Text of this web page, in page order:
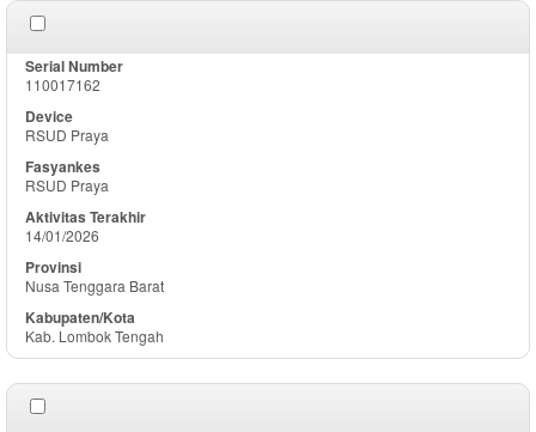
110017162
RSUD Praya
RSUD Praya
14/01/2026
Nusa Tenggara Barat
Kab. Lombok Tengah